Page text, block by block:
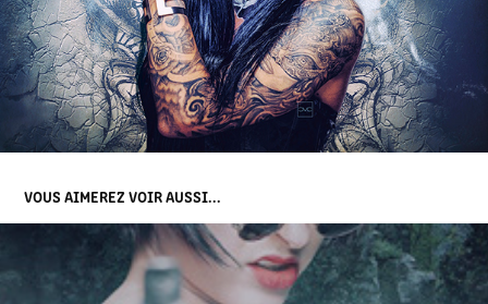
VOUS AIMEREZ VOIR AUSSI...